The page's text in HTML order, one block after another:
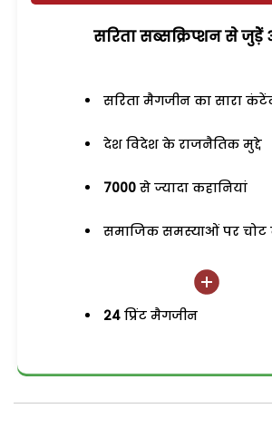
सरिता सब्सक्रिप्शन से जुड़ेें
सरिता मैगजीन का सारा
देश विदेश के राजनैतिक मुद्दे
7000 से ज्यादा कहानियां
समाजिक समस्याओं पर
24 प्रिंट मैगजीन